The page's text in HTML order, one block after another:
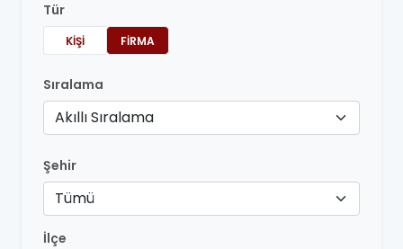
Tür
KIŞI FIRMA
Sıralama
Akıllı Sıralama
Şehir
Tümü
İlçe